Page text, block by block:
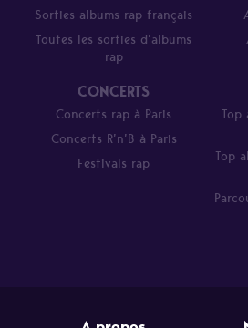
Sorties albums rap français
Toutes les sorties d’albums
rap
CONCERTS
Concerts rap à Paris
Concerts R’n’B à Paris
Festivals rap
Top
Top